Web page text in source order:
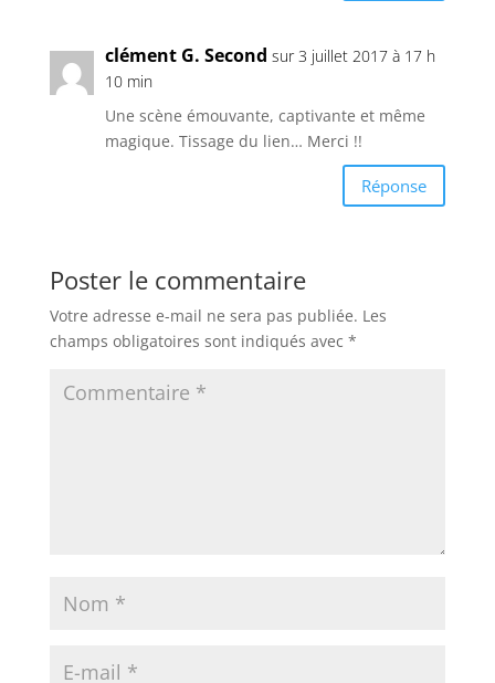
clément G. Second sur 3 juillet 2017 à 17 h
10 min
Une scène émouvante, captivante et même
magique. Tissage du lien… Merci !!
Réponse
Poster le commentaire
Votre adresse e-mail ne sera pas publiée. Les
champs obligatoires sont indiqués avec *